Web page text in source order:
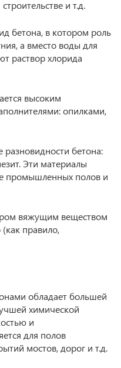
и т.д.
бетона, в котором роль
а вместо воды для
раствор хлорида
высоким
опилками,
бетона:
Эти материалы
промышленных полов и
вяжущим веществом
правило,
обладает большей
химической
и
для полов
мостов, дорог и т.д.